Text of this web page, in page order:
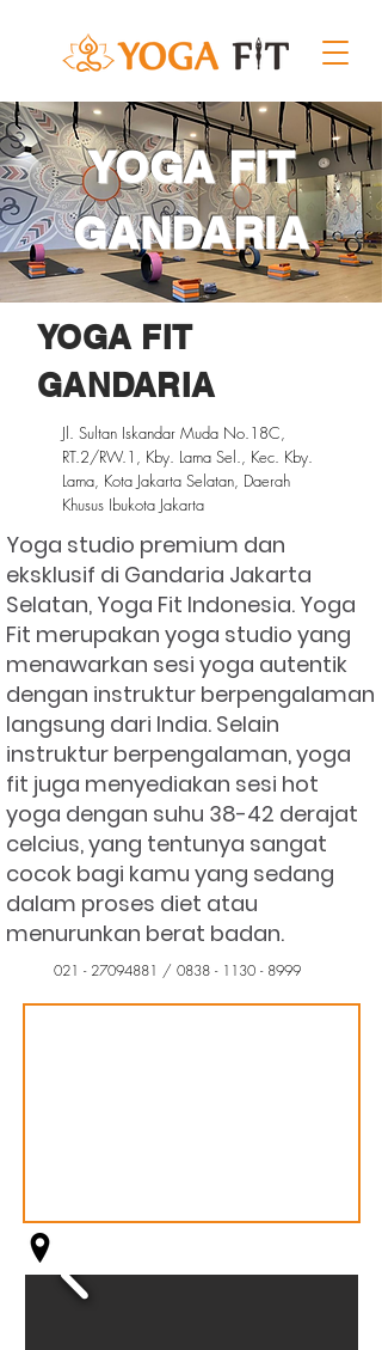
YOGA FIT
GANDARIA
YOGA FIT
GANDARIA
Jl. Sultan Iskandar Muda No.18C,
RT.2/RW.1, Kby. Lama Sel., Kec. Kby.
Lama, Kota Jakarta Selatan, Daerah
Khusus Ibukota Jakarta
Yoga studio premium dan
eksklusif di Gandaria Jakarta
Selatan, Yoga Fit Indonesia. Yoga
Fit merupakan yoga studio yang
menawarkan sesi yoga autentik
dengan instruktur berpengalaman
langsung dari India. Selain
instruktur berpengalaman, yoga
fit juga menyediakan sesi hot
yoga dengan suhu 38-42 derajat
celcius, yang tentunya sangat
cocok bagi kamu yang sedang
dalam proses diet atau
menurunkan berat badan.
021 - 27094881 / 0838 - 1130 - 8999